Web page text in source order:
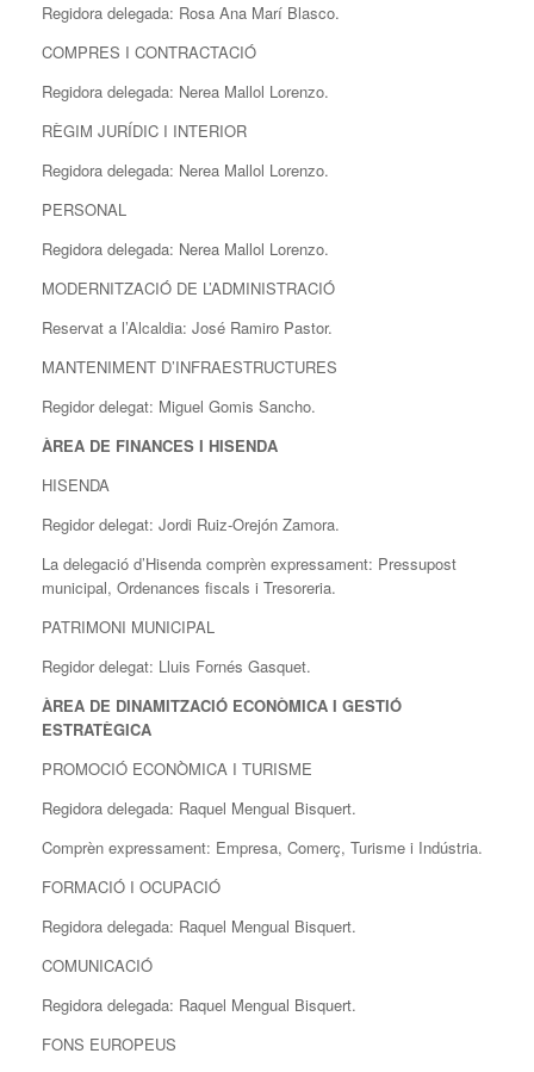
Regidora delegada: Rosa Ana Marí Blasco.
COMPRES I CONTRACTACIÓ
Regidora delegada: Nerea Mallol Lorenzo.
RÈGIM JURÍDIC I INTERIOR
Regidora delegada: Nerea Mallol Lorenzo.
PERSONAL
Regidora delegada: Nerea Mallol Lorenzo.
MODERNITZACIÓ DE L’ADMINISTRACIÓ
Reservat a l’Alcaldia: José Ramiro Pastor.
MANTENIMENT D’INFRAESTRUCTURES
Regidor delegat: Miguel Gomis Sancho.
ÀREA DE FINANCES I HISENDA
HISENDA
Regidor delegat: Jordi Ruiz-Orejón Zamora.
La delegació d’Hisenda comprèn expressament: Pressupost
municipal, Ordenances fiscals i Tresoreria.
PATRIMONI MUNICIPAL
Regidor delegat: Lluis Fornés Gasquet.
ÀREA DE DINAMITZACIÓ ECONÒMICA I GESTIÓ
ESTRATÈGICA
PROMOCIÓ ECONÒMICA I TURISME
Regidora delegada: Raquel Mengual Bisquert.
Comprèn expressament: Empresa, Comerç, Turisme i Indústria.
FORMACIÓ I OCUPACIÓ
Regidora delegada: Raquel Mengual Bisquert.
COMUNICACIÓ
Regidora delegada: Raquel Mengual Bisquert.
FONS EUROPEUS